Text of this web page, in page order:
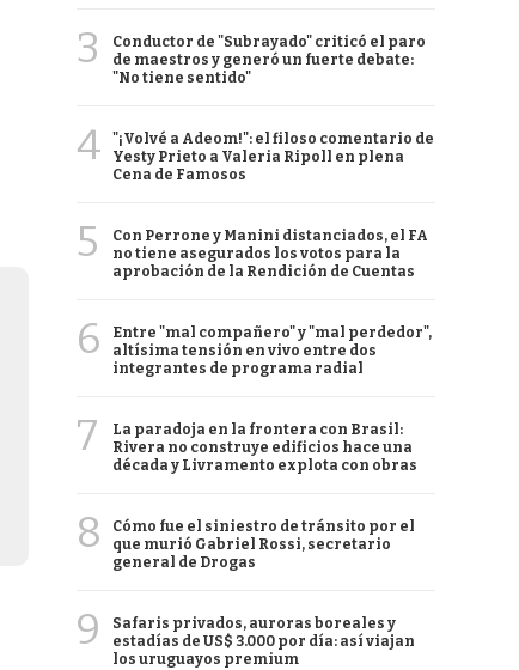
3
Conductor de "Subrayado" criticó el paro
de maestros y generó un fuerte debate:
"No tiene sentido"
4
"¡Volvé a Adeom!": el filoso comentario de
Yesty Prieto a Valeria Ripoll en plena
Cena de Famosos
5
Con Perrone y Manini distanciados, el FA
no tiene asegurados los votos para la
aprobación de la Rendición de Cuentas
6
Entre "mal compañero" y "mal perdedor",
altísima tensión en vivo entre dos
integrantes de programa radial
7
La paradoja en la frontera con Brasil:
Rivera no construye edificios hace una
década y Livramento explota con obras
8
Cómo fue el siniestro de tránsito por el
que murió Gabriel Rossi, secretario
general de Drogas
9
Safaris privados, auroras boreales y
estadías de US$ 3.000 por día: así viajan
los uruguayos premium